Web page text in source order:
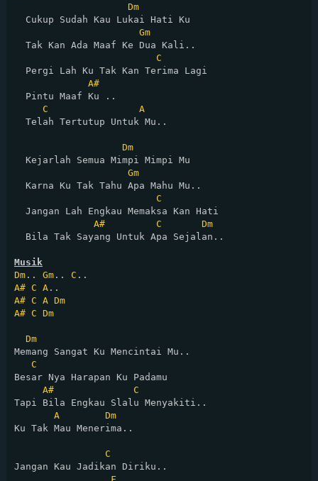
Dm
  Cukup Sudah Kau Lukai Hati Ku
Gm
  Tak Kan Ada Maaf Ke Dua Kali..
C
  Pergi Lah Ku Tak Kan Terima Lagi
A#
  Pintu Maaf Ku ..
C
A
  Telah Tertutup Untuk Mu..
Dm
  Kejarlah Semua Mimpi Mimpi Mu
Gm
  Karna Ku Tak Tahu Apa Mahu Mu..
C
  Jangan Lah Engkau Memaksa Kan Hati
A#
C
Dm
  Bila Tak Sayang Untuk Apa Sejalan..
Musik
Dm .. Gm .. C
A# C A
A# C A Dm
A# C Dm
Dm
Memang Sangat Ku Mencintai Mu..
C
Besar Nya Harapan Ku Padamu
A#
C
Tapi Bila Engkau Slalu Menyakiti..
A
Dm
Ku Tak Mau Menerima..
C
Jangan Kau Jadikan Diriku..